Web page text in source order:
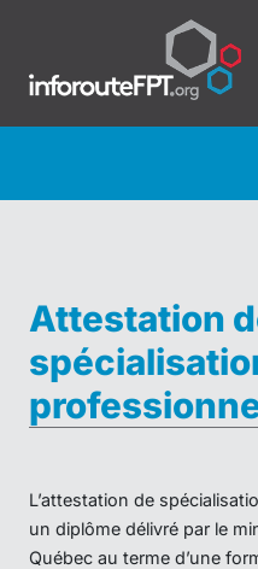
Attestation
L’attestation de
un diplôme délivré par le
Québec au terme d’une